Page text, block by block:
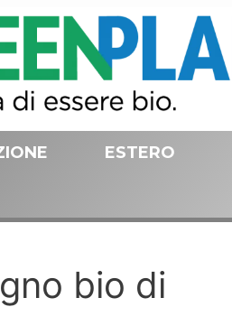
ESTERO
bio di